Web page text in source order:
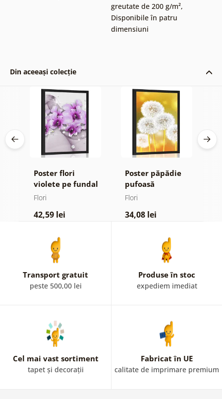
greutate de 200 g/m²,
Disponibile în patru
dimensiuni
Din aceeași colecție
Poster flori
violete pe fundal
abstract
Flori
42,59 lei
Poster păpădie
pufoasă
Flori
34,08 lei
Transport gratuit
peste 500,00 lei
Produse în stoc
expediem imediat
Cel mai vast sortiment
tapet și decorații
Fabricat în UE
calitate de imprimare premium